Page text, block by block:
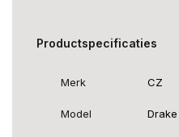
Productspecificaties
Merk CZ
Model Drake